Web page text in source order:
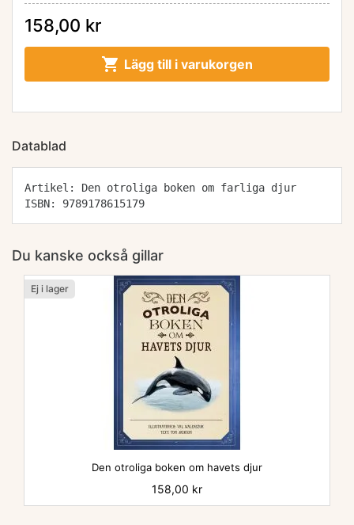
158,00 kr
 Lägg till i varukorgen
Datablad
Artikel: Den otroliga boken om farliga djur
ISBN: 9789178615179
Du kanske också gillar
Ej i lager
Den otroliga boken om havets djur
Pris
158,00 kr